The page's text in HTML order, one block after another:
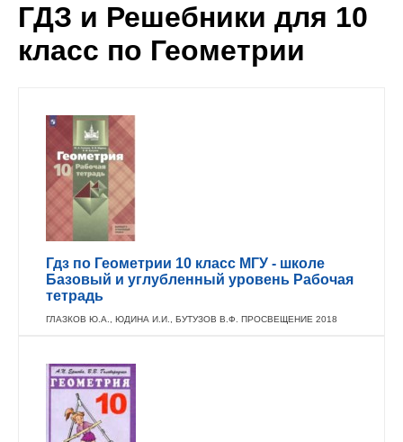
ГДЗ и Решебники для 10
класс по Геометрии
Гдз по Геометрии 10 класс МГУ - школе
Базовый и углубленный уровень Рабочая
тетрадь
ГЛАЗКОВ Ю.А., ЮДИНА И.И., БУТУЗОВ В.Ф. ПРОСВЕЩЕНИЕ 2018